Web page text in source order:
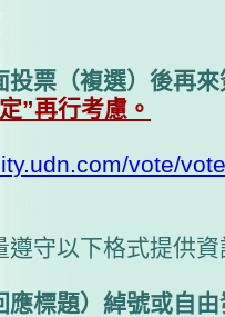
投票（複選）後再
”再行考慮。
vote/
遵守以下格式提供
應標題）綽號或自